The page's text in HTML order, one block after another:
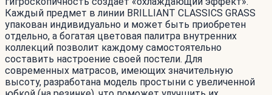
Каждый предмет в линии BRILLIANT CLASSICS GRASS
упакован индивидуально и может быть приобретен
отдельно, а богатая цветовая палитра внутренних
коллекций позволит каждому самостоятельно
составить настроение своей постели. Для
современных матрасов, имеющих значительную
высоту, разработана модель простыни с увеличенной